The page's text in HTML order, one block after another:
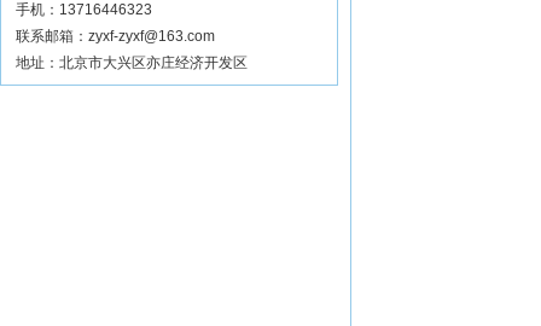
手机：13716446323
联系邮箱：zyxf-zyxf@163.com
地址：北京市大兴区亦庄经济开发区